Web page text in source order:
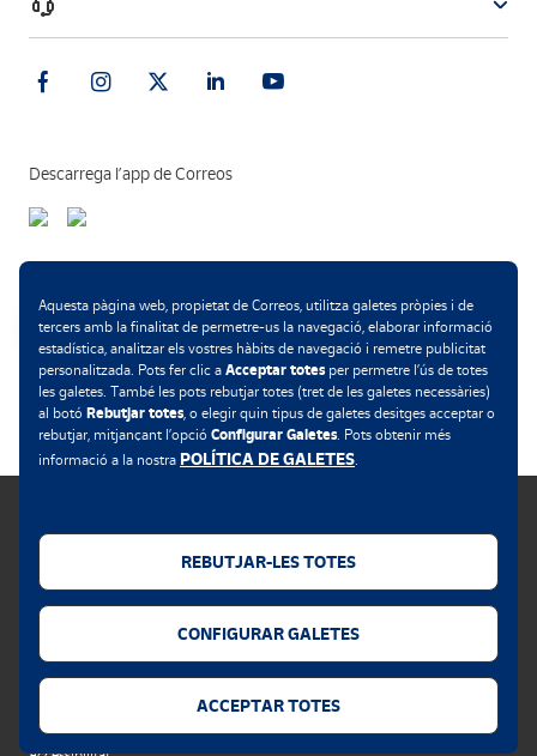
Descarrega l’app de Correos
Formes de pagament
Política de galetes
Privacitat web
Aquesta pàgina web, propietat de Correos, utilitza galetes pròpies i de
tercers amb la finalitat de permetre-us la navegació, elaborar informació
estadística, analitzar els vostres hàbits de navegació i remetre publicitat
personalitzada. Pots fer clic a Acceptar totesper permetre l’ús de totes
les galetes. També les pots rebutjar totes (tret de les galetes necessàries)
al botó Rebutjar totes, o elegir quin tipus de galetes desitges acceptar o
rebutjar, mitjançant l’opció Configurar Galetes. Pots obtenir més
informació a la nostra POLÍTICA DE GALETES.
REBUTJAR-LES TOTES
CONFIGURAR GALETES
ACCEPTAR TOTES